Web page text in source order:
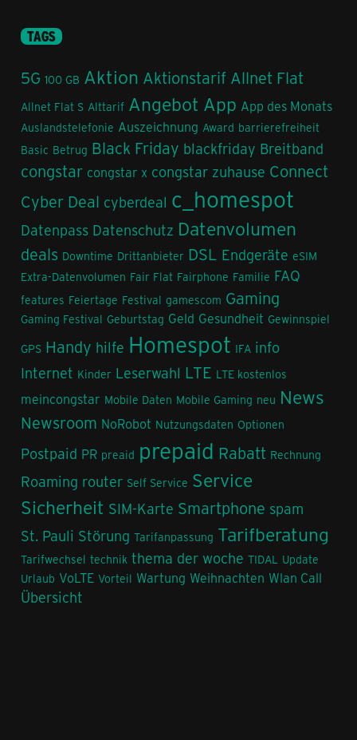
TAGS
5G 100 GB Aktion Aktionstarif Allnet Flat
Allnet Flat S Alttarif Angebot App App des Monats
Auslandstelefonie Auszeichnung Award barrierefreiheit
Basic Betrug Black Friday blackfriday Breitband
congstar congstar x congstar zuhause Connect
Cyber Deal cyberdeal c_homespot
Datenpass Datenschutz Datenvolumen
deals Downtime Drittanbieter DSL Endgeräte eSIM
Extra-Datenvolumen Fair Flat Fairphone Familie FAQ
features Feiertage Festival gamescom Gaming
Gaming Festival Geburtstag Geld Gesundheit Gewinnspiel
GPS Handy hilfe Homespot IFA info
Internet Kinder Leserwahl LTE LTE kostenlos
meincongstar Mobile Daten Mobile Gaming neu News
Newsroom NoRobot Nutzungsdaten Optionen
Postpaid PR preaid prepaid Rabatt Rechnung
Roaming router Self Service Service
Sicherheit SIM-Karte Smartphone spam
St. Pauli Störung Tarifanpassung Tarifberatung
Tarifwechsel technik thema der woche TIDAL Update
Urlaub VoLTE Vorteil Wartung Weihnachten Wlan Call
Übersicht